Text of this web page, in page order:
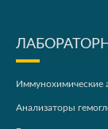
Иммунохимические
Анализаторы